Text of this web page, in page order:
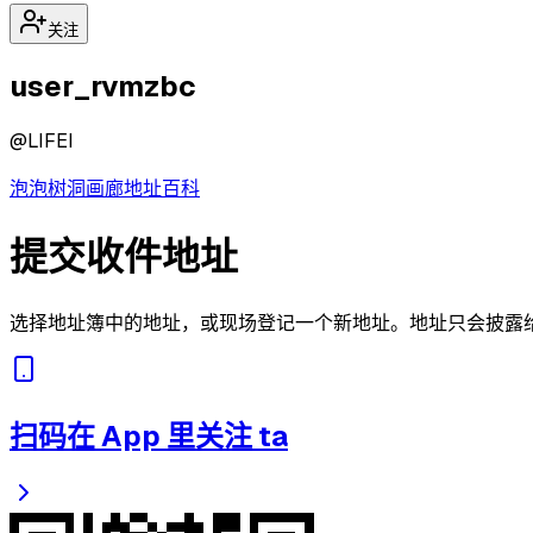
关注
user_rvmzbc
@LIFEI
泡泡树洞画廊地址百科
提交收件地址
选择地址簿中的地址，或现场登记一个新地址。地址只会披露
扫码在 App 里关注 ta